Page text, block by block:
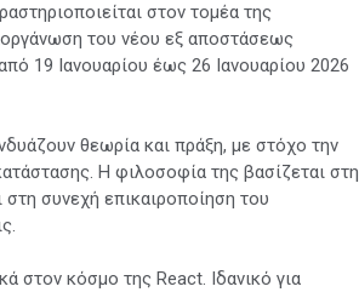
στον τομέα της
του νέου εξ αποστάσεως
19 Ιανουαρίου έως 26 Ιανουαρίου 2026
θεωρία και πράξη, με στόχο την
Η φιλοσοφία της βασίζεται στη
συνεχή επικαιροποίηση του
στον κόσμο της React. Ιδανικό για